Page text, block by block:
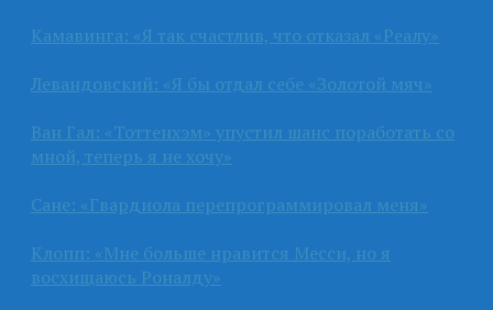
Камавинга: «Я так счастлив, что отказал «Реалу»
Левандовский: «Я бы отдал себе «Золотой мяч»
Ван Гал: «Тоттенхэм» упустил шанс поработать со
мной, теперь я не хочу»
Сане: «Гвардиола перепрограммировал меня»
Клопп: «Мне больше нравится Месси, но я
восхищаюсь Роналду»